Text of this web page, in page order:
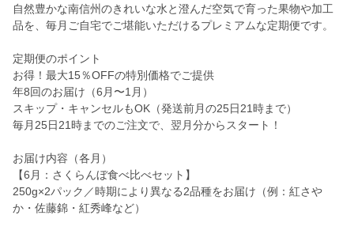
自然豊かな南信州のきれいな水と澄んだ空気で育った果物や加工
品を、毎月ご自宅でご堪能いただけるプレミアムな定期便です。
定期便のポイント
お得！最大15％OFFの特別価格でご提供
年8回のお届け（6月〜1月）
スキップ・キャンセルもOK（発送前月の25日21時まで）
毎月25日21時までのご注文で、翌月分からスタート！
お届け内容（各月）
【6月：さくらんぼ食べ比べセット】
250g×2パック／時期により異なる2品種をお届け（例：紅さや
か・佐藤錦・紅秀峰など）